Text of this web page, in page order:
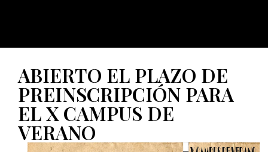
ABIERTO EL PLAZO DE
PREINSCRIPCIÓN PARA
EL X CAMPUS DE
VERANO